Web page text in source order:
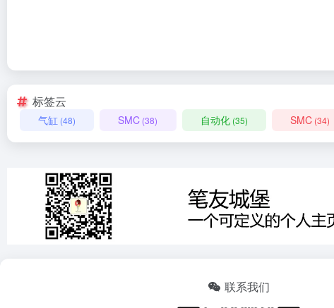
标签云
气缸 (48) SMC (38) 自动化(35) SMC (34)
联系我们